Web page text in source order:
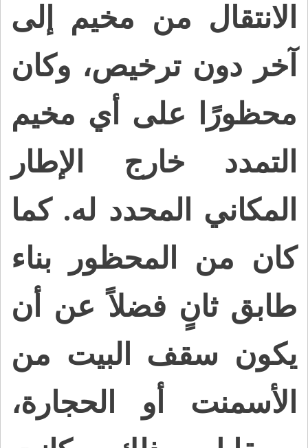
الانتقال من مخيم إلى
آخر دون ترخيص، وكان
محظورًا على أي مخيم
التمدد خارج الإطار
المكاني المحدد له. كما
كان من المحظور بناء
طابق ثانٍ فضلاً عن أن
يكون سقف البيت من
الأسمنت أو الحجارة،